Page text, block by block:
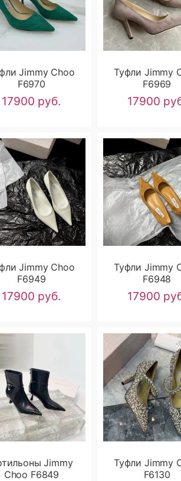
Jimmy Choo
F6970
17900 руб.
Туфли Jimmy
F6969
17900
Jimmy Choo
F6949
17900 руб.
Туфли Jimmy
F6948
17900
Jimmy
Choo F6849
Туфли Jimmy
F6130